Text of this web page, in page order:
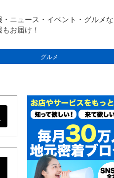
ニュース・イベント・グルメ
お届け！
グルメ